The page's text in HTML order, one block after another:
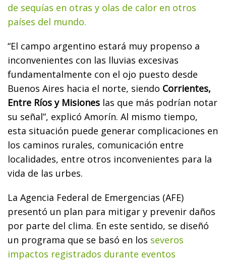
de sequías en otras y olas de calor en otros
países del mundo.
“El campo argentino estará muy propenso a
inconvenientes con las lluvias excesivas
fundamentalmente con el ojo puesto desde
Buenos Aires hacia el norte, siendo Corrientes,
Entre Ríos y Misiones las que más podrían notar
su señal”, explicó Amorín. Al mismo tiempo,
esta situación puede generar complicaciones en
los caminos rurales, comunicación entre
localidades, entre otros inconvenientes para la
vida de las urbes.
La Agencia Federal de Emergencias (AFE)
presentó un plan para mitigar y prevenir daños
por parte del clima. En este sentido, se diseñó
un programa que se basó en los severos
impactos registrados durante eventos